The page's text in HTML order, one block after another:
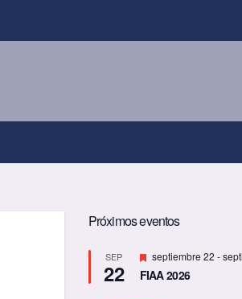
Próximos eventos
SEP
22
D
e
s
septiembre 22 -
FIAA 2026